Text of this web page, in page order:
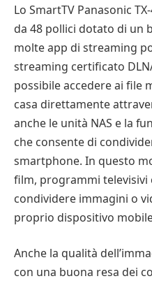
Lo SmartTV Panasonic
da 48 pollici dotato di un
molte app di streaming
streaming certificato
possibile accedere ai file
casa direttamente
anche le unità NAS e la
che consente di
smartphone. In questo
film, programmi televisivi
condividere immagini o
proprio dispositivo
Anche la qualità
con una buona resa dei